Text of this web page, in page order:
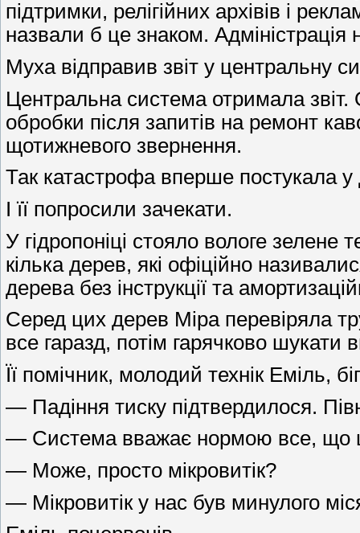
підтримки, релігійних архівів і
назвали б це знаком.
Муха відправив звіт у центральну
Центральна система отримала
обробки після запитів на ремонт
щотижневого звернення.
Так катастрофа вперше постукала у
І її попросили зачекати.
У гідропоніці стояло вологе
кілька дерев, які офіційно
дерева без інструкції та
Серед цих дерев Міра перевіряла
все гаразд, потім гарячково
Її помічник, молодий технік Еміль,
— Падіння тиску підтвердилося.
— Система вважає нормою все, що
— Може, просто мікровитік?
— Мікровитік у нас був минулого